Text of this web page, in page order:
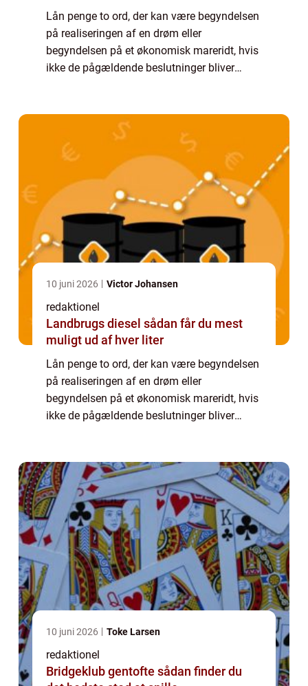
Lån penge to ord, der kan være begyndelsen
på realiseringen af en drøm eller
begyndelsen på et økonomisk mareridt, hvis
ikke de pågældende beslutninger bliver
10 juni 2026 Victor Johansen
redaktionel
Landbrugs diesel sådan får du mest
muligt ud af hver liter
Lån penge to ord, der kan være begyndelsen
på realiseringen af en drøm eller
begyndelsen på et økonomisk mareridt, hvis
ikke de pågældende beslutninger bliver
10 juni 2026 Toke Larsen
redaktionel
Bridgeklub gentofte sådan finder du